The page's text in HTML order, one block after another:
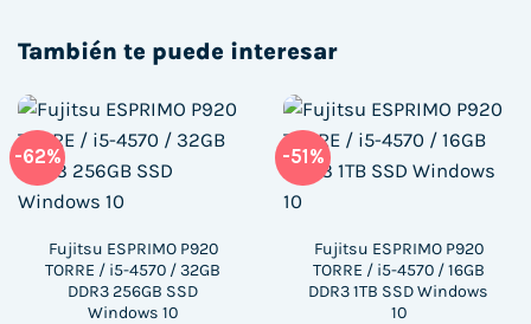
También te puede interesar
-62%
Fujitsu ESPRIMO P920
TORRE / i5-4570 / 32GB
DDR3 256GB SSD
Windows 10
-51%
Fujitsu ESPRIMO P920
TORRE / i5-4570 / 16GB
DDR3 1TB SSD Windows
10